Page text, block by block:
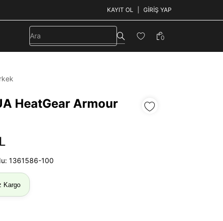
KAYIT OL GIRIŞ YAP
0
HeatGear Armour
1361586-100
Kargo